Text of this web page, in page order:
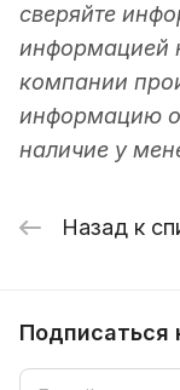
сверяйте
информацией
компании
информацию о
наличие у
Назад к
Подписаться